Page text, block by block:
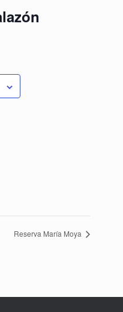
Reserva María Moya